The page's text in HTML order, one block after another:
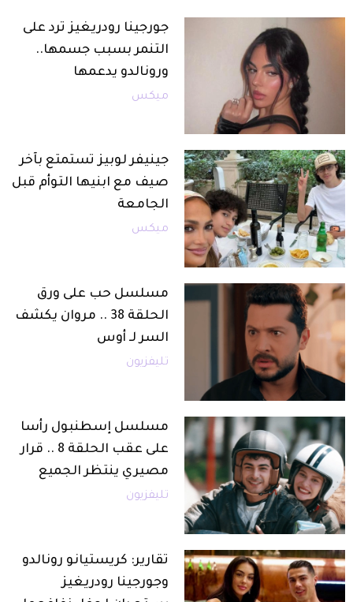
جورجينا رودريغيز ترد على
التنمر بسبب جسمها..
ورونالدو يدعمها
ميكس
جينيفر لوبيز تستمتع بآخر
صيف مع ابنيها التوأم قبل
الجامعة
ميكس
مسلسل حب على ورق
الحلقة 38 .. مروان يكشف
السر لـ أوس
تليفزيون
مسلسل إسطنبول رأسا
على عقب الحلقة 8 .. قرار
مصيري ينتظر الجميع
تليفزيون
تقارير: كريستيانو رونالدو
وجورجينا رودريغيز